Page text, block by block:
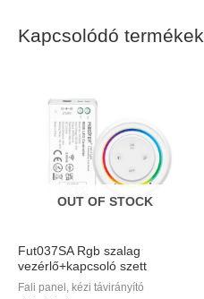
Kapcsolódó termékek
OUT OF STOCK
Fut037SA Rgb szalag
vezérlő+kapcsoló szett
Fali panel, kézi távirányító